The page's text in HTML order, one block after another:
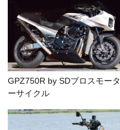
GPZ750R by SDブロスモータ
ーサイクル